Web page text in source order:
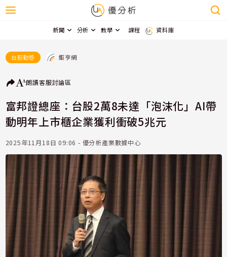
新聞 分析 教學 課程 資料庫
台股動態 鉅亨網
朗讀客服討論區
富邦證總座：台股2萬8未達「泡沫化」AI帶
動明年上市櫃企業獲利衝破5兆元
2025年11月18日 09:06 - 優分析產業數據中心